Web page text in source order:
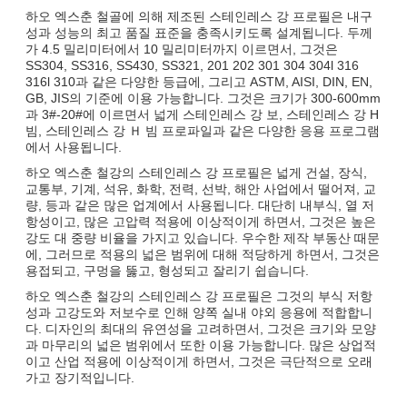
하오 엑스춘 철골에 의해 제조된 스테인레스 강 프로필은 내구
성과 성능의 최고 품질 표준을 충족시키도록 설계됩니다. 두께
가 4.5 밀리미터에서 10 밀리미터까지 이르면서, 그것은
SS304, SS316, SS430, SS321, 201 202 301 304 304l 316
316l 310과 같은 다양한 등급에, 그리고 ASTM, AISI, DIN, EN,
GB, JIS의 기준에 이용 가능합니다. 그것은 크기가 300-600mm
과 3#-20#에 이르면서 넓게 스테인레스 강 보, 스테인레스 강 H
빔, 스테인레스 강 Ｈ 빔 프로파일과 같은 다양한 응용 프로그램
에서 사용됩니다.
하오 엑스춘 철강의 스테인레스 강 프로필은 넓게 건설, 장식,
교통부, 기계, 석유, 화학, 전력, 선박, 해안 사업에서 떨어져, 교
량, 등과 같은 많은 업계에서 사용됩니다. 대단히 내부식, 열 저
항성이고, 많은 고압력 적용에 이상적이게 하면서, 그것은 높은
강도 대 중량 비율을 가지고 있습니다. 우수한 제작 부동산 때문
에, 그러므로 적용의 넓은 범위에 대해 적당하게 하면서, 그것은
용접되고, 구멍을 뚫고, 형성되고 잘리기 쉽습니다.
하오 엑스춘 철강의 스테인레스 강 프로필은 그것의 부식 저항
성과 고강도와 저보수로 인해 양쪽 실내 야외 응용에 적합합니
다. 디자인의 최대의 유연성을 고려하면서, 그것은 크기와 모양
과 마무리의 넓은 범위에서 또한 이용 가능합니다. 많은 상업적
이고 산업 적용에 이상적이게 하면서, 그것은 극단적으로 오래
가고 장기적입니다.